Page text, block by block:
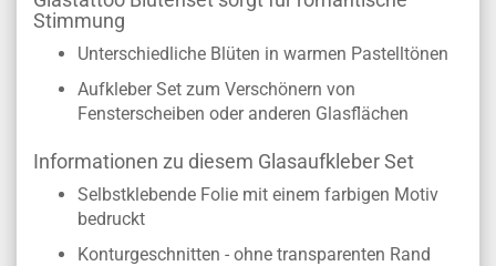
Stimmung
Unterschiedliche Blüten in warmen Pastelltönen
Aufkleber Set zum Verschönern von
Fensterscheiben oder anderen Glasflächen
Informationen zu diesem Glasaufkleber Set
Selbstklebende Folie mit einem farbigen Motiv
bedruckt
Konturgeschnitten - ohne transparenten Rand